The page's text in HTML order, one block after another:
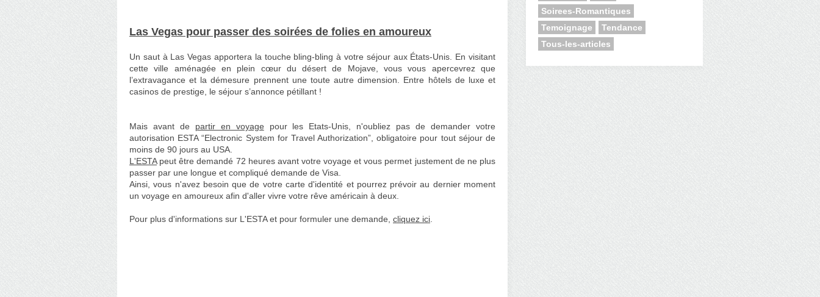
Las Vegas pour passer des soirées de folies en amoureux
Un saut à Las Vegas apportera la touche bling-bling à votre séjour aux États-Unis. En visitant
cette ville aménagée en plein cœur du désert de Mojave, vous vous apercevrez que
l’extravagance et la démesure prennent une toute autre dimension. Entre hôtels de luxe et
casinos de prestige, le séjour s’annonce pétillant !
Mais avant de partir en voyage pour les Etats-Unis, n'oubliez pas de demander votre
autorisation ESTA “Electronic System for Travel Authorization”, obligatoire pour tout séjour de
moins de 90 jours au USA.
L'ESTApeut être demandé 72 heures avant votre voyage et vous permet justement de ne plus
passer par une longue et compliqué demande de Visa.
Ainsi, vous n'avez besoin que de votre carte d'identité et pourrez prévoir au dernier moment
un voyage en amoureux afin d'aller vivre votre rêve américain à deux.
Pour plus d'informations sur L'ESTA et pour formuler une demande, cliquez ici
Soirees-Romantiques
Temoignage
Tendance
Tous-les-articles